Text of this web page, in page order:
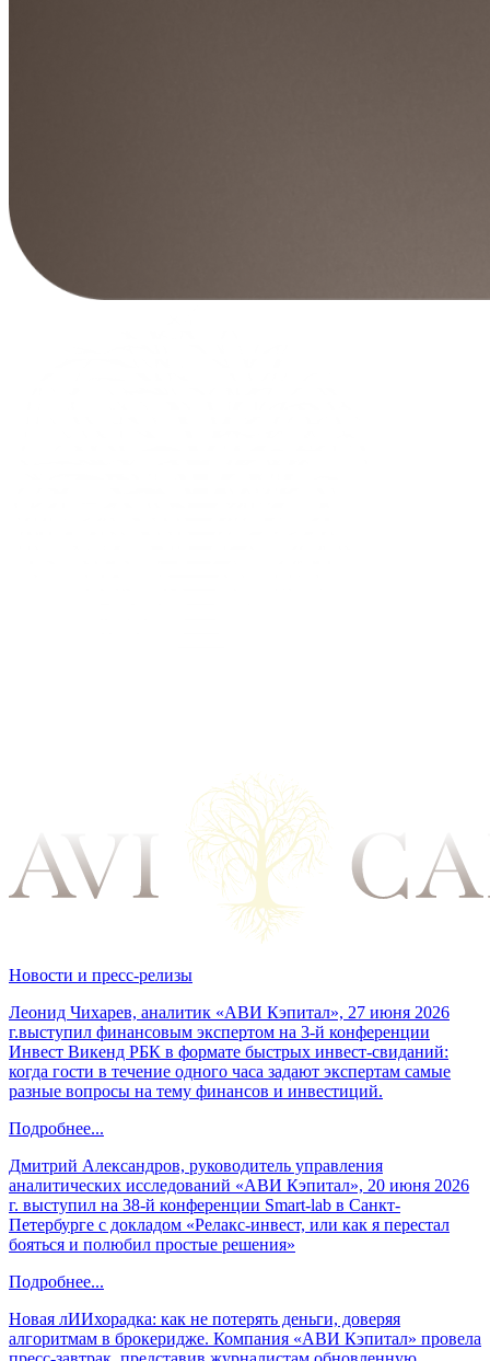
Новости и пресс-релизы
Леонид Чихарев, аналитик «АВИ Кэпитал», 27 июня 2026
г.выступил финансовым экспертом на 3-й конференции
Инвест Викенд РБК в формате быстрых инвест-свиданий:
когда гости в течение одного часа задают экспертам самые
разные вопросы на тему финансов и инвестиций.
Подробнее...
Дмитрий Александров, руководитель управления
аналитических исследований «АВИ Кэпитал», 20 июня 2026
г. выступил на 38-й конференции Smart-lab в Санкт-
Петербурге с докладом «Релакс-инвест, или как я перестал
бояться и полюбил простые решения»
Подробнее...
Новая лИИхорадка: как не потерять деньги, доверяя
алгоритмам в брокеридже. Компания «АВИ Кэпитал» провела